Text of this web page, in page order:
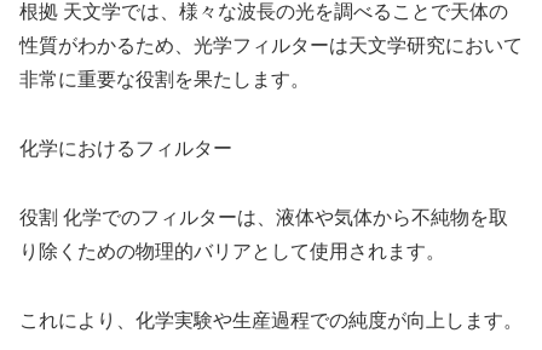
根拠 天文学では、様々な波長の光を調べることで天体の
性質がわかるため、光学フィルターは天文学研究において
非常に重要な役割を果たします。
化学におけるフィルター
役割 化学でのフィルターは、液体や気体から不純物を取
り除くための物理的バリアとして使用されます。
これにより、化学実験や生産過程での純度が向上します。